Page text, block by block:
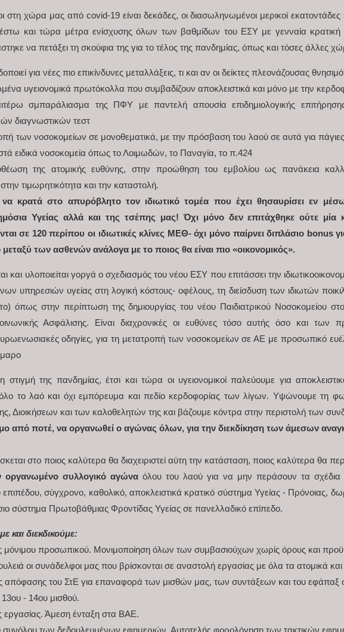
στη χώρα μας από covid-19 είναι δεκάδες, οι διασωληνωμένοι μερικοί
και τώρα μέτρα ενίσχυσης όλων των βαθμίδων του ΕΣΥ με γενναία κρατική
να πετάξει τη σκούφια της για το τέλος της πανδημίας, όπως και τόσες άλλες
για νέες πιο επικίνδυνες μεταλλάξεις, τι και αν οι δείκτες πλεονάζουσας
υγειονομικά πρωτόκολλα που συμβαδίζουν αποκλειστικά και μόνο με την
σμπαράλιασμα της ΠΦΥ με παντελή απουσία επιδημιολογικής
διαγνωστικών τεστ
των νοσοκομείων σε μονοθεματικά, με την πρόσβαση του λαού σε αυτά για
ειδικά νοσοκομεία όπως το Λοιμωδών, το Παναγία, το π.424
της ατομικής ευθύνης, στην προώθηση του εμβολίου ως πανάκεια
τιμωρητικότητα και την καταστολή.
να κρατά στο απυρόβλητο τον ιδιωτικό τομέα που έχει θησαυρίσει εν
Υγείας αλλά και της τσέπης μας! Όχι μόνο δεν επιτάχθηκε ούτε
σε 120 περίπου οι ιδιωτικές κλίνες ΜΕΘ- όχι μόνο παίρνει διπλάσιο bonus
μεταξύ των ασθενών ανάλογα με το ποιος θα είναι πιο «οικονομικός».
και υλοποιείται γοργά ο σχεδιασμός του νέου ΕΣΥ που επιτάσσει την
υπηρεσιών υγείας στη λογική κόστους- οφέλους, τη διείσδυση των ιδιωτών
όπως στην περίπτωση της δημιουργίας του νέου Παιδιατρικού Νοσοκομείου
Ασφάλισης. Είναι διαχρονικές οι ευθύνες τόσο αυτής όσο και
οδηγίες, για τη μετατροπή των νοσοκομείων σε ΑΕ με προσωπικό
της πανδημίας, έτσι και τώρα οι υγειονομικοί παλεύουμε για
το λαό και όχι εμπόρευμα και πεδίο κερδοφορίας των λίγων. Υψώνουμε τη
Διοικήσεων και των καλοθελητών της και βάζουμε κόντρα στην περιστολή των
από ποτέ, να οργανωθεί ο αγώνας όλων, για την διεκδίκηση των άμεσων
στο ποιος καλύτερα θα διαχειριστεί αύτη την κατάσταση, ποιος καλύτερα θα
οργανωμένο συλλογικό αγώνα όλου του λαού για να μην περάσουν τα
επιπέδου, σύγχρονο, καθολικό, αποκλειστικά κρατικό σύστημα Υγείας - Πρόνοιας,
σύστημα Πρωτοβάθμιας Φροντίδας Υγείας σε πανελλαδικό επίπεδο.
και διεκδικούμε:
μόνιμου προσωπικού. Μονιμοποίηση όλων των συμβασιούχων χωρίς όρους και
οι συνάδελφοι μας που βρίσκονται σε αναστολή εργασίας με όλα τα ατομικά
του ΣτΕ για επαναφορά των μισθών μας, των συντάξεων και του εφάπαξ
- 14ου μισθού.
εργασίας. Άμεση ένταξη στα ΒΑΕ.
των δεδουλευμένων εφημεριών. Αυτοτελής φορολόγηση των τακτικών